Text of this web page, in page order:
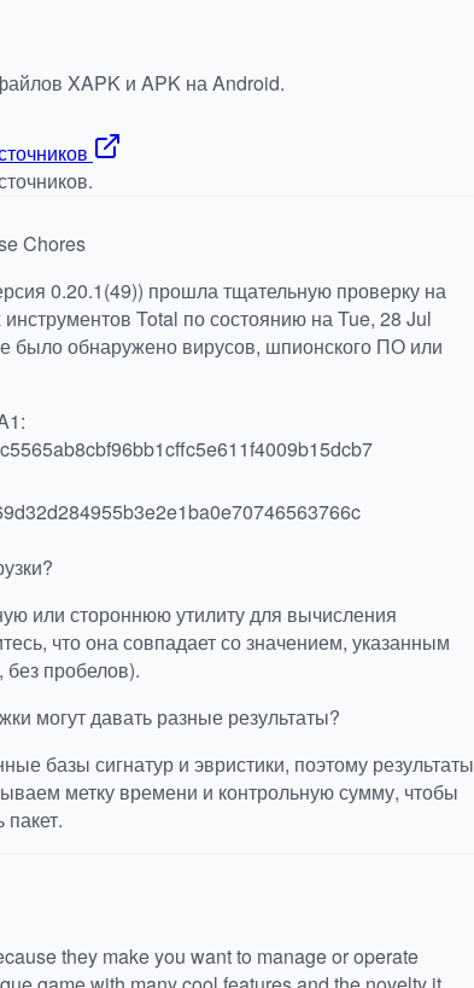
XAPK и APK на Android.
Chores
0.20.1(49)) прошла тщательную проверку на
Total по состоянию на Tue, 28 Jul
было обнаружено вирусов, шпионского ПО или
или стороннюю утилиту для вычисления
что она совпадает со значением, указанным
без пробелов).
могут давать разные результаты?
базы сигнатур и эвристики, поэтому результаты
метку времени и контрольную сумму, чтобы
they make you want to manage or operate